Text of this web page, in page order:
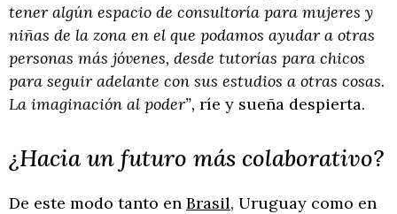
tener algún espacio de consultoría para mujeres y
niñas de la zona en el que podamos ayudar a otras
personas más jóvenes, desde tutorías para chicos
para seguir adelante con sus estudios a otras cosas.
La imaginación al poder”, ríe y sueña despierta.
¿Hacia un futuro más colaborativo?
De este modo tanto en Brasil, Uruguay como en